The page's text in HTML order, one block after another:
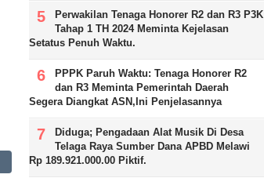
Perwakilan Tenaga Honorer R2 dan R3 P3K
Tahap 1 TH 2024 Meminta Kejelasan
Setatus Penuh Waktu.
PPPK Paruh Waktu: Tenaga Honorer R2
dan R3 Meminta Pemerintah Daerah
Segera Diangkat ASN,Ini Penjelasannya
Diduga; Pengadaan Alat Musik Di Desa
Telaga Raya Sumber Dana APBD Melawi
Rp 189.921.000.00 Piktif.